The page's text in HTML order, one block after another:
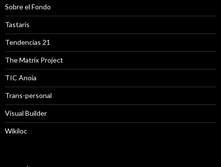
Sobre el Fondo
Tastaris
Tendencias 21
The Matrix Project
TIC Anoia
Trans-personal
Visual Builder
Wikiloc